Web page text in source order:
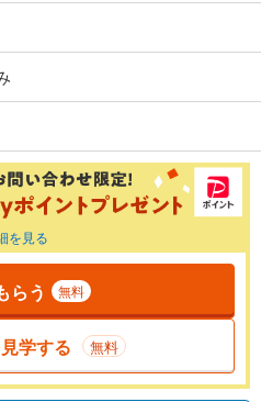
を見る
らう 無料
学する 無料